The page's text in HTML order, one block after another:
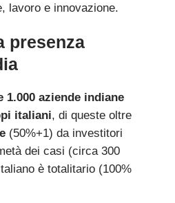
lavoro e innovazione.
presenza
1.000 aziende indiane
italiani, di queste oltre
(50%+1) da investitori
dei casi (circa 300
è totalitario (100%